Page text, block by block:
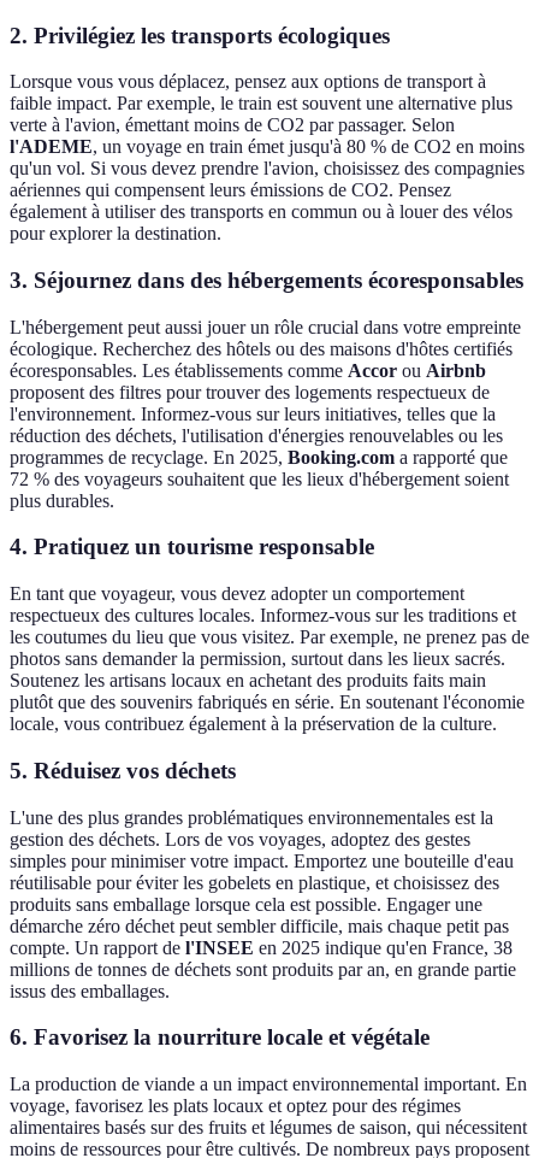
2. Privilégiez les transports écologiques
Lorsque vous vous déplacez, pensez aux options de transport à
faible impact. Par exemple, le train est souvent une alternative plus
verte à l'avion, émettant moins de CO2 par passager. Selon
l'ADEME, un voyage en train émet jusqu'à 80 % de CO2 en moins
qu'un vol. Si vous devez prendre l'avion, choisissez des compagnies
aériennes qui compensent leurs émissions de CO2. Pensez
également à utiliser des transports en commun ou à louer des vélos
pour explorer la destination.
3. Séjournez dans des hébergements écoresponsables
L'hébergement peut aussi jouer un rôle crucial dans votre empreinte
écologique. Recherchez des hôtels ou des maisons d'hôtes certifiés
écoresponsables. Les établissements comme Accor ou Airbnb
proposent des filtres pour trouver des logements respectueux de
l'environnement. Informez-vous sur leurs initiatives, telles que la
réduction des déchets, l'utilisation d'énergies renouvelables ou les
programmes de recyclage. En 2025, Booking.com a rapporté que
72 % des voyageurs souhaitent que les lieux d'hébergement soient
plus durables.
4. Pratiquez un tourisme responsable
En tant que voyageur, vous devez adopter un comportement
respectueux des cultures locales. Informez-vous sur les traditions et
les coutumes du lieu que vous visitez. Par exemple, ne prenez pas de
photos sans demander la permission, surtout dans les lieux sacrés.
Soutenez les artisans locaux en achetant des produits faits main
plutôt que des souvenirs fabriqués en série. En soutenant l'économie
locale, vous contribuez également à la préservation de la culture.
5. Réduisez vos déchets
L'une des plus grandes problématiques environnementales est la
gestion des déchets. Lors de vos voyages, adoptez des gestes
simples pour minimiser votre impact. Emportez une bouteille d'eau
réutilisable pour éviter les gobelets en plastique, et choisissez des
produits sans emballage lorsque cela est possible. Engager une
démarche zéro déchet peut sembler difficile, mais chaque petit pas
compte. Un rapport de l'INSEE en 2025 indique qu'en France, 38
millions de tonnes de déchets sont produits par an, en grande partie
issus des emballages.
6. Favorisez la nourriture locale et végétale
La production de viande a un impact environnemental important. En
voyage, favorisez les plats locaux et optez pour des régimes
alimentaires basés sur des fruits et légumes de saison, qui nécessitent
moins de ressources pour être cultivés. De nombreux pays proposent